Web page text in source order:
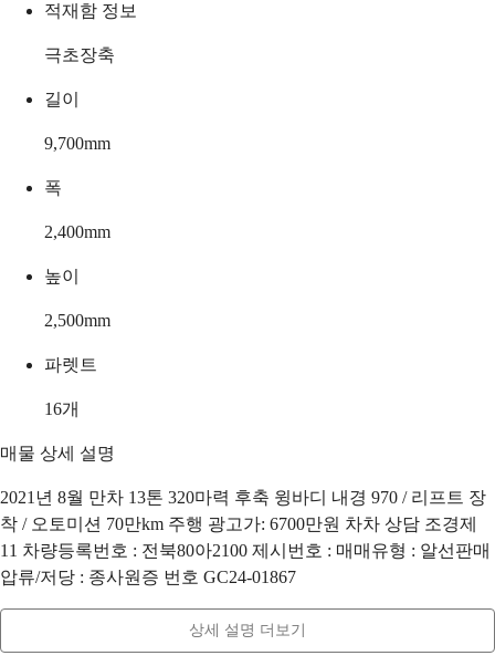
적재함 정보
극초장축
길이
9,700mm
폭
2,400mm
높이
2,500mm
파렛트
16개
매물 상세 설명
2021년 8월 만차 13톤 320마력 후축 윙바디 내경 970 / 리프트 장
착 / 오토미션 70만km 주행 광고가: 6700만원 차차 상담 조경제
11 차량등록번호 : 전북80아2100 제시번호 : 매매유형 : 알선판매
압류/저당 : 종사원증 번호 GC24-01867
상세 설명 더보기